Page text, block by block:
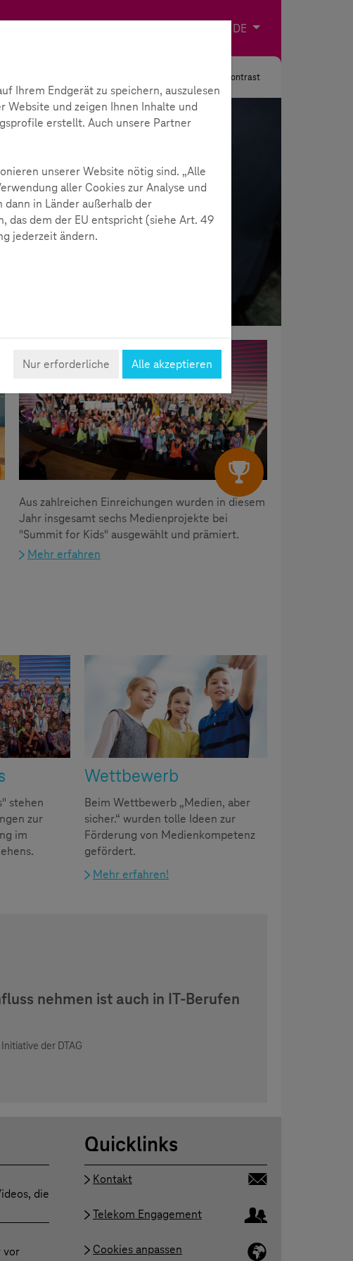
DE Sprache wählen
Kontrast
Summit for Kids
Aus zahlreichen Einreichungen wurden in diesem
Jahr insgesamt sechs Medienprojekte bei
"Summit for Kids" ausgewählt und prämiert.
Mehr erfahren
stehen
zur
im
Wettbewerb
Beim Wettbewerb „Medien, aber
sicher.“ wurden tolle Ideen zur
Förderung von Medienkompetenz
gefördert.
Mehr erfahren!
nehmen ist auch in IT-Berufen
der DTAG
die
vor
Quicklinks
Kontakt
Telekom Engagement
Cookies anpassen
Ihrem Endgerät zu speichern, auszulesen
Website und zeigen Ihnen Inhalte und
erstellt. Auch unsere Partner
unserer Website nötig sind. „Alle
aller Cookies zur Analyse und
in Länder außerhalb der
das dem der EU entspricht (siehe Art. 49
jederzeit ändern.
Nur erforderliche Alle akzeptieren